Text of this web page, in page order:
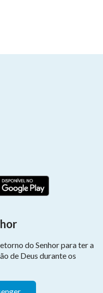
do Senhor para ter a
de Deus durante os